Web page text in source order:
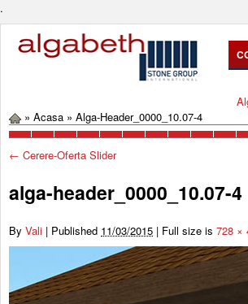
.
» Acasa » Alga-Header_0000_10.07-4
← Cerere-Oferta Slider
alga-header_0000_10.07-4
By Vali | Published 11/03/2015 | Full size is 728 ×